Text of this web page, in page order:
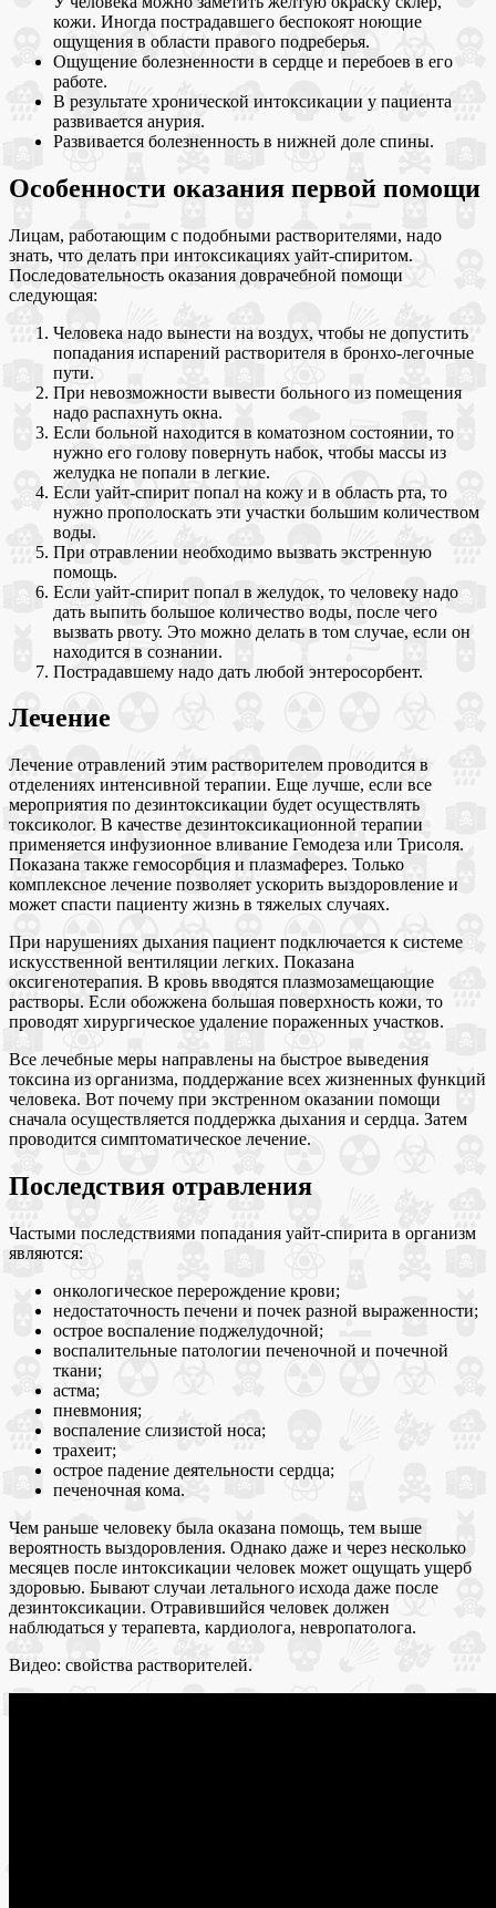
кожи. Иногда пострадавшего беспокоят ноющие
ощущения в области правого подреберья.
Ощущение болезненности в сердце и перебоев в его
работе.
В результате хронической интоксикации у пациента
развивается анурия.
Развивается болезненность в нижней доле спины.
Особенности оказания первой помощи
Лицам, работающим с подобными растворителями, надо
знать, что делать при интоксикациях уайт-спиритом.
Последовательность оказания доврачебной помощи
следующая:
Человека надо вынести на воздух, чтобы не допустить
попадания испарений растворителя в бронхо-легочные
пути.
При невозможности вывести больного из помещения
надо распахнуть окна.
Если больной находится в коматозном состоянии, то
нужно его голову повернуть набок, чтобы массы из
желудка не попали в легкие.
Если уайт-спирит попал на кожу и в область рта, то
нужно прополоскать эти участки большим количеством
воды.
При отравлении необходимо вызвать экстренную
помощь.
Если уайт-спирит попал в желудок, то человеку надо
дать выпить большое количество воды, после чего
вызвать рвоту. Это можно делать в том случае, если он
находится в сознании.
Пострадавшему надо дать любой энтеросорбент.
Лечение
Лечение отравлений этим растворителем проводится в
отделениях интенсивной терапии. Еще лучше, если все
мероприятия по дезинтоксикации будет осуществлять
токсиколог. В качестве дезинтоксикационной терапии
применяется инфузионное вливание Гемодеза или Трисоля.
Показана также гемосорбция и плазмаферез. Только
комплексное лечение позволяет ускорить выздоровление и
может спасти пациенту жизнь в тяжелых случаях.
При нарушениях дыхания пациент подключается к системе
искусственной вентиляции легких. Показана
оксигенотерапия. В кровь вводятся плазмозамещающие
растворы. Если обожжена большая поверхность кожи, то
проводят хирургическое удаление пораженных участков.
Все лечебные меры направлены на быстрое выведения
токсина из организма, поддержание всех жизненных функций
человека. Вот почему при экстренном оказании помощи
сначала осуществляется поддержка дыхания и сердца. Затем
проводится симптоматическое лечение.
Последствия отравления
Частыми последствиями попадания уайт-спирита в организм
являются:
онкологическое перерождение крови;
недостаточность печени и почек разной выраженности;
острое воспаление поджелудочной;
воспалительные патологии печеночной и почечной
ткани;
астма;
пневмония;
воспаление слизистой носа;
трахеит;
острое падение деятельности сердца;
печеночная кома.
Чем раньше человеку была оказана помощь, тем выше
вероятность выздоровления. Однако даже и через несколько
месяцев после интоксикации человек может ощущать ущерб
здоровью. Бывают случаи летального исхода даже после
дезинтоксикации. Отравившийся человек должен
наблюдаться у терапевта, кардиолога, невропатолога.
Видео: свойства растворителей.